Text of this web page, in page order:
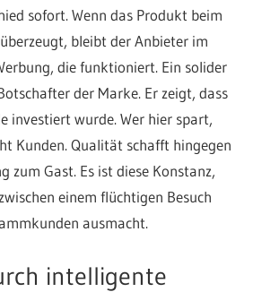
sofort. Wenn das Produkt beim
bleibt der Anbieter im
die funktioniert. Ein solider
der Marke. Er zeigt, dass
investiert wurde. Wer hier spart,
Kunden. Qualität schafft hingegen
zum Gast. Es ist diese Konstanz,
einem flüchtigen Besuch
ausmacht.
intelligente